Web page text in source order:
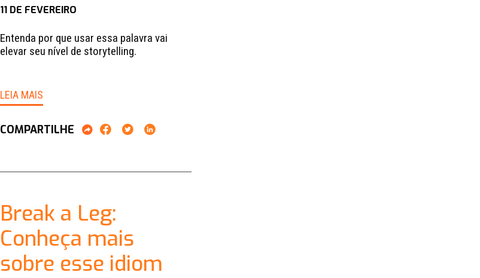
11 DE FEVEREIRO
Entenda por que usar essa palavra vai
elevar seu nível de storytelling.
LEIA MAIS
COMPARTILHE
Break a Leg:
Conheça mais
sobre esse idiom